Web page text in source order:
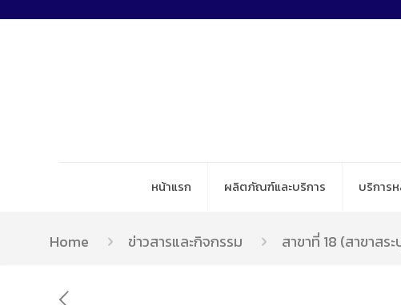
หน้าแรก ผลิตภัณฑ์และบริการ บริการ
Home ข่าวสารและกิจกรรม สาขาที่ 18 (สาขาสร